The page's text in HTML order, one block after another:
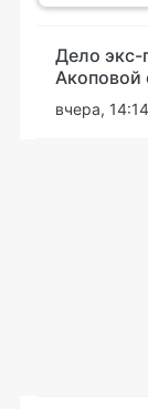
Дело экс-
Акоповой
вчера, 14:14